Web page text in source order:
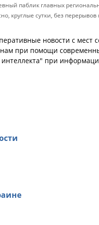
паблик главных
круглые сутки, без
новости с мест
при помощи
интеллекта" при